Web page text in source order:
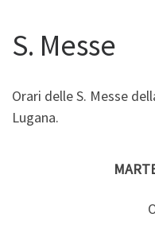
S. Messe
Orari delle S. Messe
Lugana.